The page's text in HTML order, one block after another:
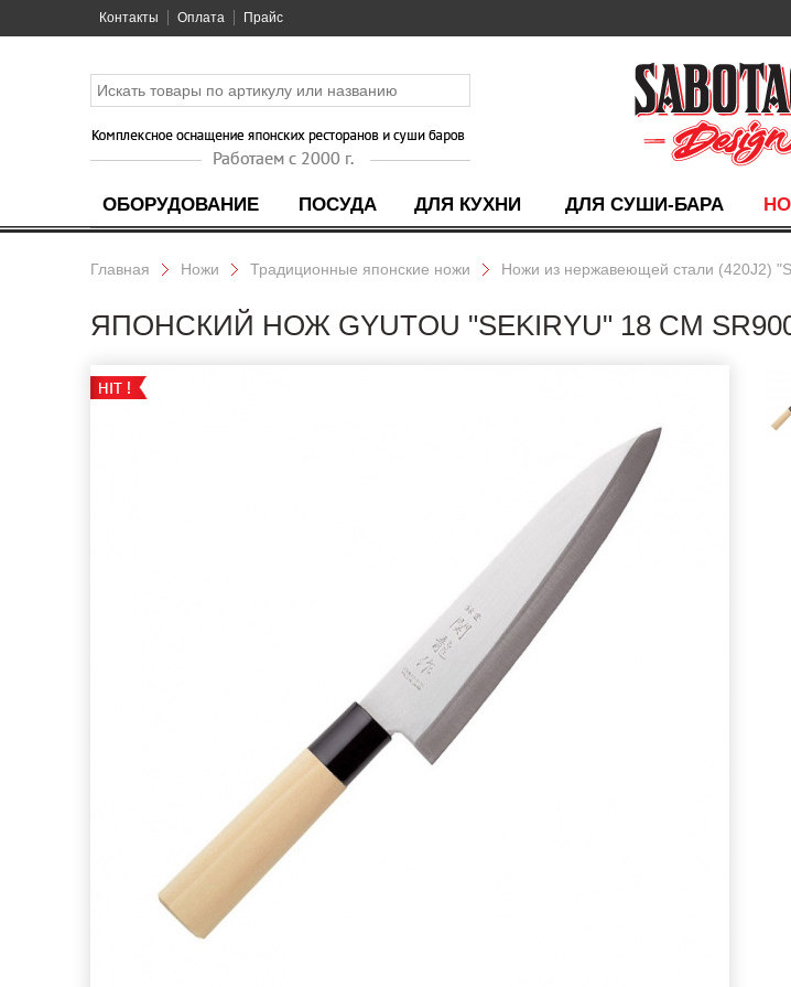
Контакты Оплата Прайс
ОБОРУДОВАНИЕ ПОСУДА ДЛЯ КУХНИ ДЛЯ СУШИ-БАРА
Главная Ножи Традиционные японские ножи Ножи из нержавеющей стали (420J2)
ЯПОНСКИЙ НОЖ GYUTOU "SEKIRYU" 18 СМ